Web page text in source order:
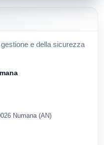
e della sicurezza
Numana (AN)